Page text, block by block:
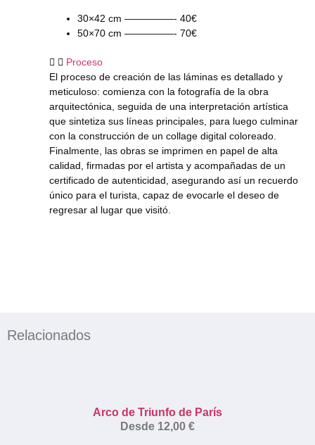
30×42 cm —————- 40€
50×70 cm —————- 70€
Proceso
El proceso de creación de las láminas es detallado y
meticuloso: comienza con la fotografía de la obra
arquitectónica, seguida de una interpretación artística
que sintetiza sus líneas principales, para luego culminar
con la construcción de un collage digital coloreado.
Finalmente, las obras se imprimen en papel de alta
calidad, firmadas por el artista y acompañadas de un
certificado de autenticidad, asegurando así un recuerdo
único para el turista, capaz de evocarle el deseo de
regresar al lugar que visitó.
Relacionados
Arco de Triunfo de París
Desde 12,00 €